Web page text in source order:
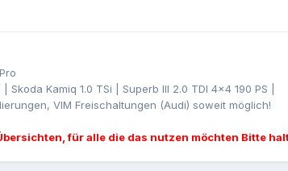
Skoda Kamiq 1.0 TSi | Superb III 2.0 TDI 4x4 190 PS |
VIM Freischaltungen (Audi) soweit möglich!
für alle die das nutzen möchten Bitte